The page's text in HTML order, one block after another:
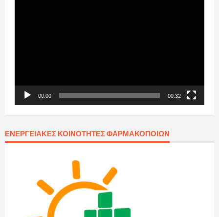
00:00 00:32
ΕΝΕΡΓΕΙΑΚΈΣ ΚΟΙΝΌΤΗΤΕΣ ΦΑΡΜΑΚΟΠΟΙΏΝ